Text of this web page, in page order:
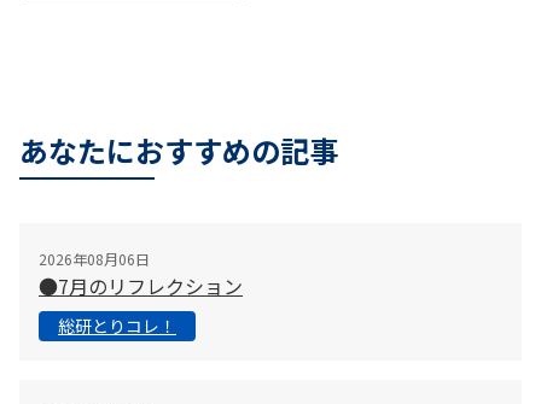
あなたにおすすめの記事
2026年08月06日
●7月のリフレクション
総研とりコレ！